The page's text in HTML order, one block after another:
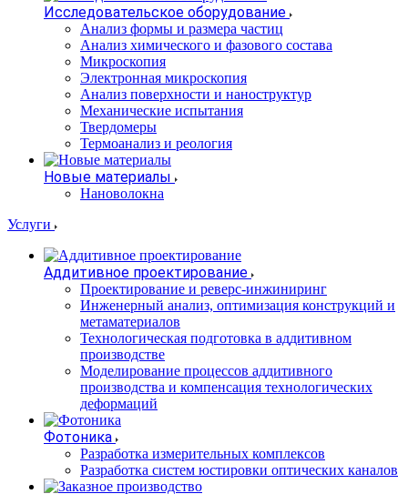
Исследовательское оборудование
Анализ формы и размера частиц
Анализ химического и фазового состава
Микроскопия
Электронная микроскопия
Анализ поверхности и наноструктур
Механические испытания
Твердомеры
Термоанализ и реология
Новые материалы
Нановолокна
Услуги
Аддитивное проектирование
Проектирование и реверс-инжиниринг
Инженерный анализ, оптимизация конструкций и
метаматериалов
Технологическая подготовка в аддитивном
производстве
Моделирование процессов аддитивного
производства и компенсация технологических
деформаций
Фотоника
Разработка измерительных комплексов
Разработка систем юстировки оптических каналов